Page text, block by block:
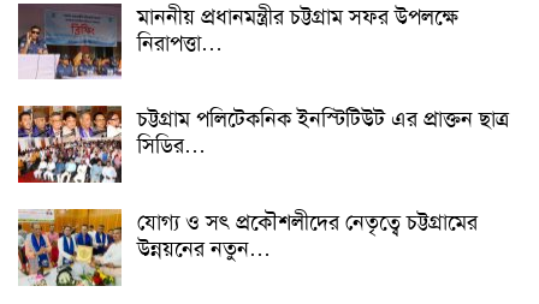
মাননীয় প্রধানমন্ত্রীর চট্টগ্রাম সফর উপলক্ষে
নিরাপত্তা…
চট্টগ্রাম পলিটেকনিক ইনস্টিটিউট এর প্রাক্তন ছাত্র
সিডির…
যোগ্য ও সৎ প্রকৌশলীদের নেতৃত্বে চট্টগ্রামের
উন্নয়নের নতুন…